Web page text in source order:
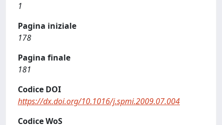
1
Pagina iniziale
178
Pagina finale
181
Codice DOI
https://dx.doi.org/10.1016/j.spmi.2009.07.004
Codice WoS